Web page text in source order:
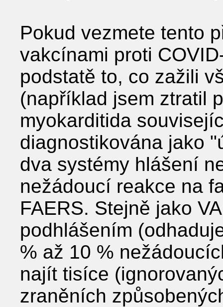
Pokud vezmete tento
vakcínami proti
podstatě to, co zažili
(například jsem ztratil
myokarditida
diagnostikována jako
dva systémy hlášení
nežádoucí reakce na
FAERS. Stejně jako
podhlášením
% až 10 %
najít tisíce
zraněních